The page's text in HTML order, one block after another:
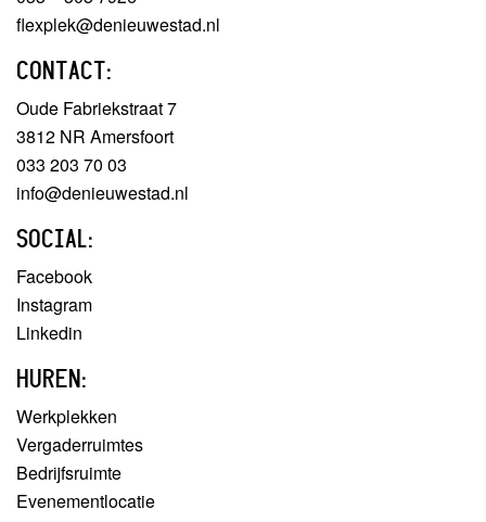
flexplek@denieuwestad.nl
CONTACT:
Oude Fabriekstraat 7
3812 NR Amersfoort
033 203 70 03
info@denieuwestad.nl
SOCIAL:
Facebook
Instagram
Linkedin
HUREN:
Werkplekken
Vergaderruimtes
Bedrijfsruimte
Evenementlocatie